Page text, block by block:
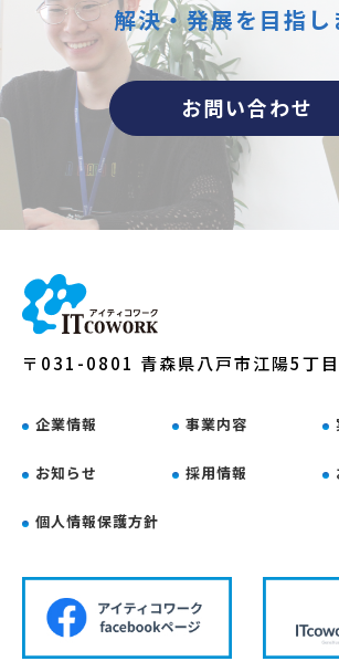
解決・発展を目指し
お問い合わせ
〒031-0801 青森県八戸市江陽5丁
企業情報 事業内容
お知らせ 採用情報
個人情報保護方針